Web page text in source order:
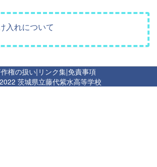
入れについて
権の扱い| リンク集|免責事項
茨城県立藤代紫水高等学校